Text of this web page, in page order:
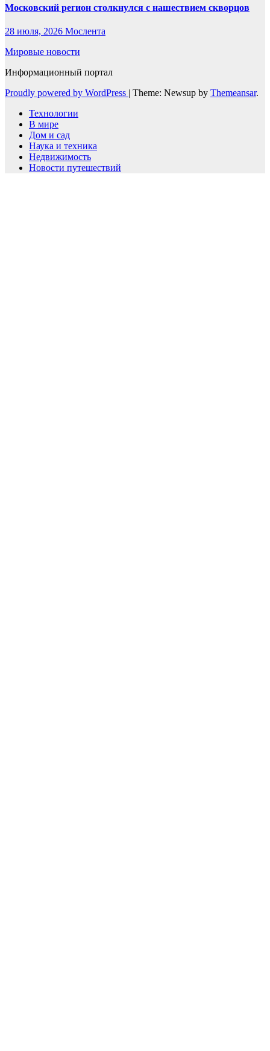
Московский регион столкнулся с нашествием скворцов
28 июля, 2026 Мослента
Мировые новости
Информационный портал
Proudly powered by WordPress | Theme: Newsup by Themeansar.
Технологии
В мире
Дом и сад
Наука и техника
Недвижимость
Новости путешествий